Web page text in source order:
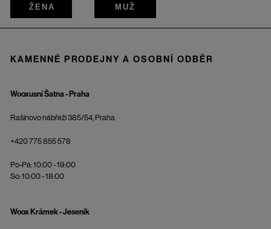
ŽENA MUŽ
KAMENNÉ PRODEJNY A OSOBNÍ ODBĚR
Wooxusní Šatna - Praha
Rašínovo nábřeží 385/54, Praha
+420 775 855 578
Po-Pá: 10:00 - 19:00
So: 10:00 - 18:00
Woox Krámek - Jeseník